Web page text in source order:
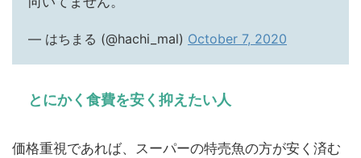
— はちまる (@hachi_mal) October 7, 2020
とにかく食費を安く抑えたい人
価格重視であれば、スーパーの特売魚の方が安く済む